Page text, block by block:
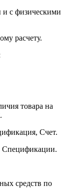
и с физическими
расчету.
товара на
Счет.
Спецификации.
средств по